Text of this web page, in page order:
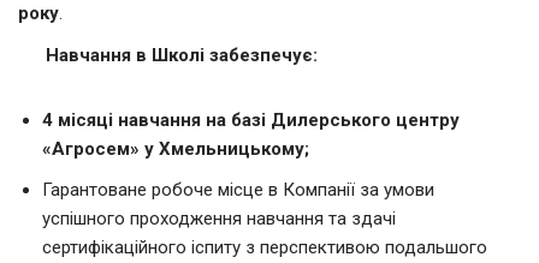
року
Навчання в Школі забезпечує:
4 місяці навчання на базі Дилерського центру
«Агросем» у Хмельницькому;
Гарантоване робоче місце в Компанії за умови
успішного проходження навчання та здачі
сертифікаційного іспиту з перспективою подальшого